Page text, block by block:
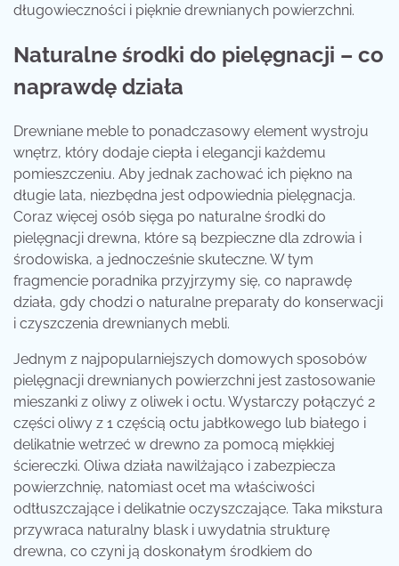
długowieczności i pięknie drewnianych powierzchni.
Naturalne środki do pielęgnacji – co
naprawdę działa
Drewniane meble to ponadczasowy element wystroju
wnętrz, który dodaje ciepła i elegancji każdemu
pomieszczeniu. Aby jednak zachować ich piękno na
długie lata, niezbędna jest odpowiednia pielęgnacja.
Coraz więcej osób sięga po naturalne środki do
pielęgnacji drewna, które są bezpieczne dla zdrowia i
środowiska, a jednocześnie skuteczne. W tym
fragmencie poradnika przyjrzymy się, co naprawdę
działa, gdy chodzi o naturalne preparaty do konserwacji
i czyszczenia drewnianych mebli.
Jednym z najpopularniejszych domowych sposobów
pielęgnacji drewnianych powierzchni jest zastosowanie
mieszanki z oliwy z oliwek i octu. Wystarczy połączyć 2
części oliwy z 1 częścią octu jabłkowego lub białego i
delikatnie wetrzeć w drewno za pomocą miękkiej
ściereczki. Oliwa działa nawilżająco i zabezpiecza
powierzchnię, natomiast ocet ma właściwości
odtłuszczające i delikatnie oczyszczające. Taka mikstura
przywraca naturalny blask i uwydatnia strukturę
drewna, co czyni ją doskonałym środkiem do